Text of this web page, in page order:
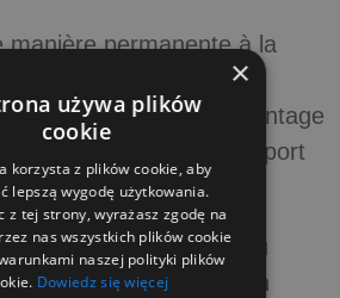
permanente à la
- permettre le démontage
exemple pour le transport
souvent galvanisées ou
en poudre afin
×
używa plików
cookie
korzysta z plików cookie, aby
lepszą wygodę użytkowania.
z tej strony, wyrażasz zgodę na
nas wszystkich plików cookie
naszej polityki plików
Dowiedz się więcej